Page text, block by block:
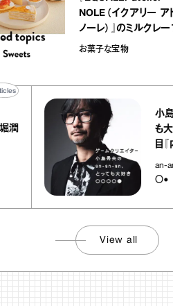
NOLE（イ
ノーレ）』
ラメルバ
お菓子な宝物
小島秀夫の
も大好き
目『内視鏡決
an-an-an、とっ
〇●
View all